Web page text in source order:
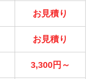
お見積り
お見積り
3,300円～